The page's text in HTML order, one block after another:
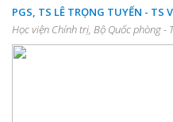
PGS, TS LÊ TRỌNG TUYẾN - TS
Học viện Chính trị, Bộ Quốc phòng